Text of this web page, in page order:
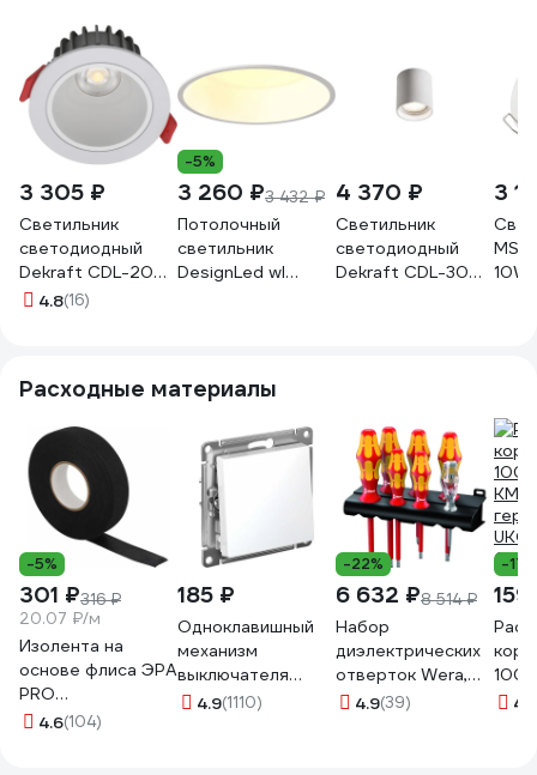
3 305 ₽
Светильник
светодиодный
Dekraft CDL-200-
S, 12 Вт, 3000 К,
4.8(16)
-5%
3 260 ₽3 432 ₽
Потолочный
светильник
DesignLed wl
4 370 ₽
Светильник
светодиодный
Dekraft CDL-300-
3
MS-
10W
Расходные материалы
-5%
301 ₽316 ₽
20.07 ₽/м
Изолента на
основе флиса ЭРА
PRO
PROFLEEC1915 19
4.6(104)
185 ₽
Одноклавишный
механизм
выключателя
Systeme Electric
4.9(1110)
-22%
6 632 ₽8 514 ₽
Набор
диэлектрических
отверток Wera,
VDE, индикатор
4.9(39)
-17%
159
4.7